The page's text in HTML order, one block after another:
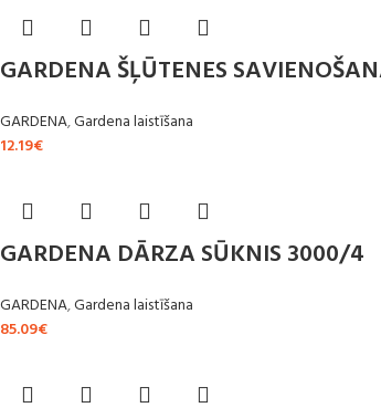
GARDENA ŠĻŪTENES
GARDENA,Gardena laistīšana
12.19€
GARDENA DĀRZA SŪKNIS 3000/4
GARDENA,Gardena laistīšana
85.09€